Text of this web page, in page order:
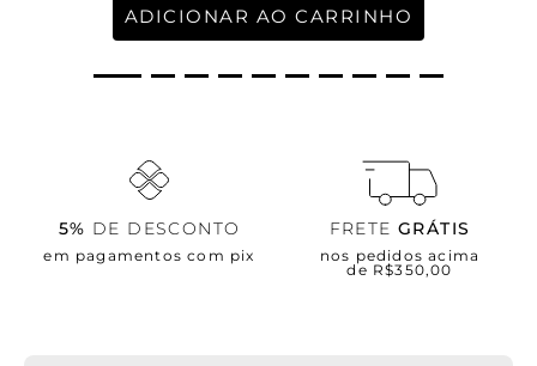
ADICIONAR AO CARRINHO
5% DE DESCONTO
em pagamentos com pix
FRETE GRÁTIS
nos pedidos acima
de R$350,00